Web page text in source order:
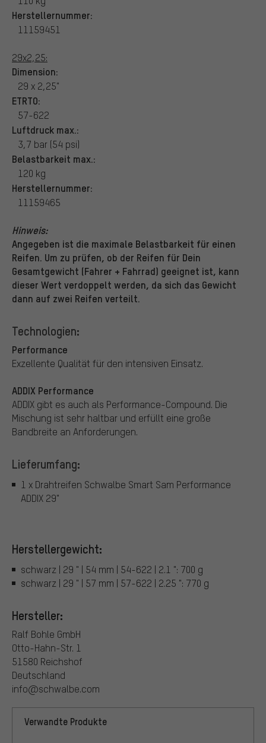
Herstellernummer:
11159451
29x2,25:
Dimension:
29 x 2,25"
ETRTO:
57-622
Luftdruck max.:
3,7 bar (54 psi)
Belastbarkeit max.:
120 kg
Herstellernummer:
11159465
Hinweis:
Angegeben ist die maximale Belastbarkeit für einen
Reifen. Um zu prüfen, ob der Reifen für Dein
Gesamtgewicht (Fahrer + Fahrrad) geeignet ist, kann
dieser Wert verdoppelt werden, da sich das Gewicht
dann auf zwei Reifen verteilt.
Technologien:
Performance
Exzellente Qualität für den intensiven Einsatz.
ADDIX Performance
ADDIX gibt es auch als Performance-Compound. Die
Mischung ist sehr haltbar und erfüllt eine große
Bandbreite an Anforderungen.
Lieferumfang:
1 x Drahtreifen Schwalbe Smart Sam Performance
ADDIX 29"
Herstellergewicht:
schwarz | 29 " | 54 mm | 54-622 | 2.1 ": 700 g
schwarz | 29 " | 57 mm | 57-622 | 2.25 ": 770 g
Hersteller:
Ralf Bohle GmbH
Otto-Hahn-Str. 1
51580 Reichshof
Deutschland
info@schwalbe.com
Verwandte Produkte